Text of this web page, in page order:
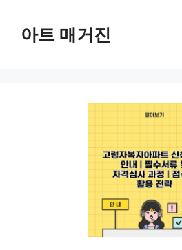
아트 매거진